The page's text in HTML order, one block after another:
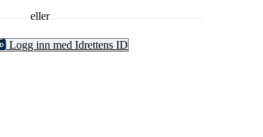
eller
Logg inn med Idrettens ID